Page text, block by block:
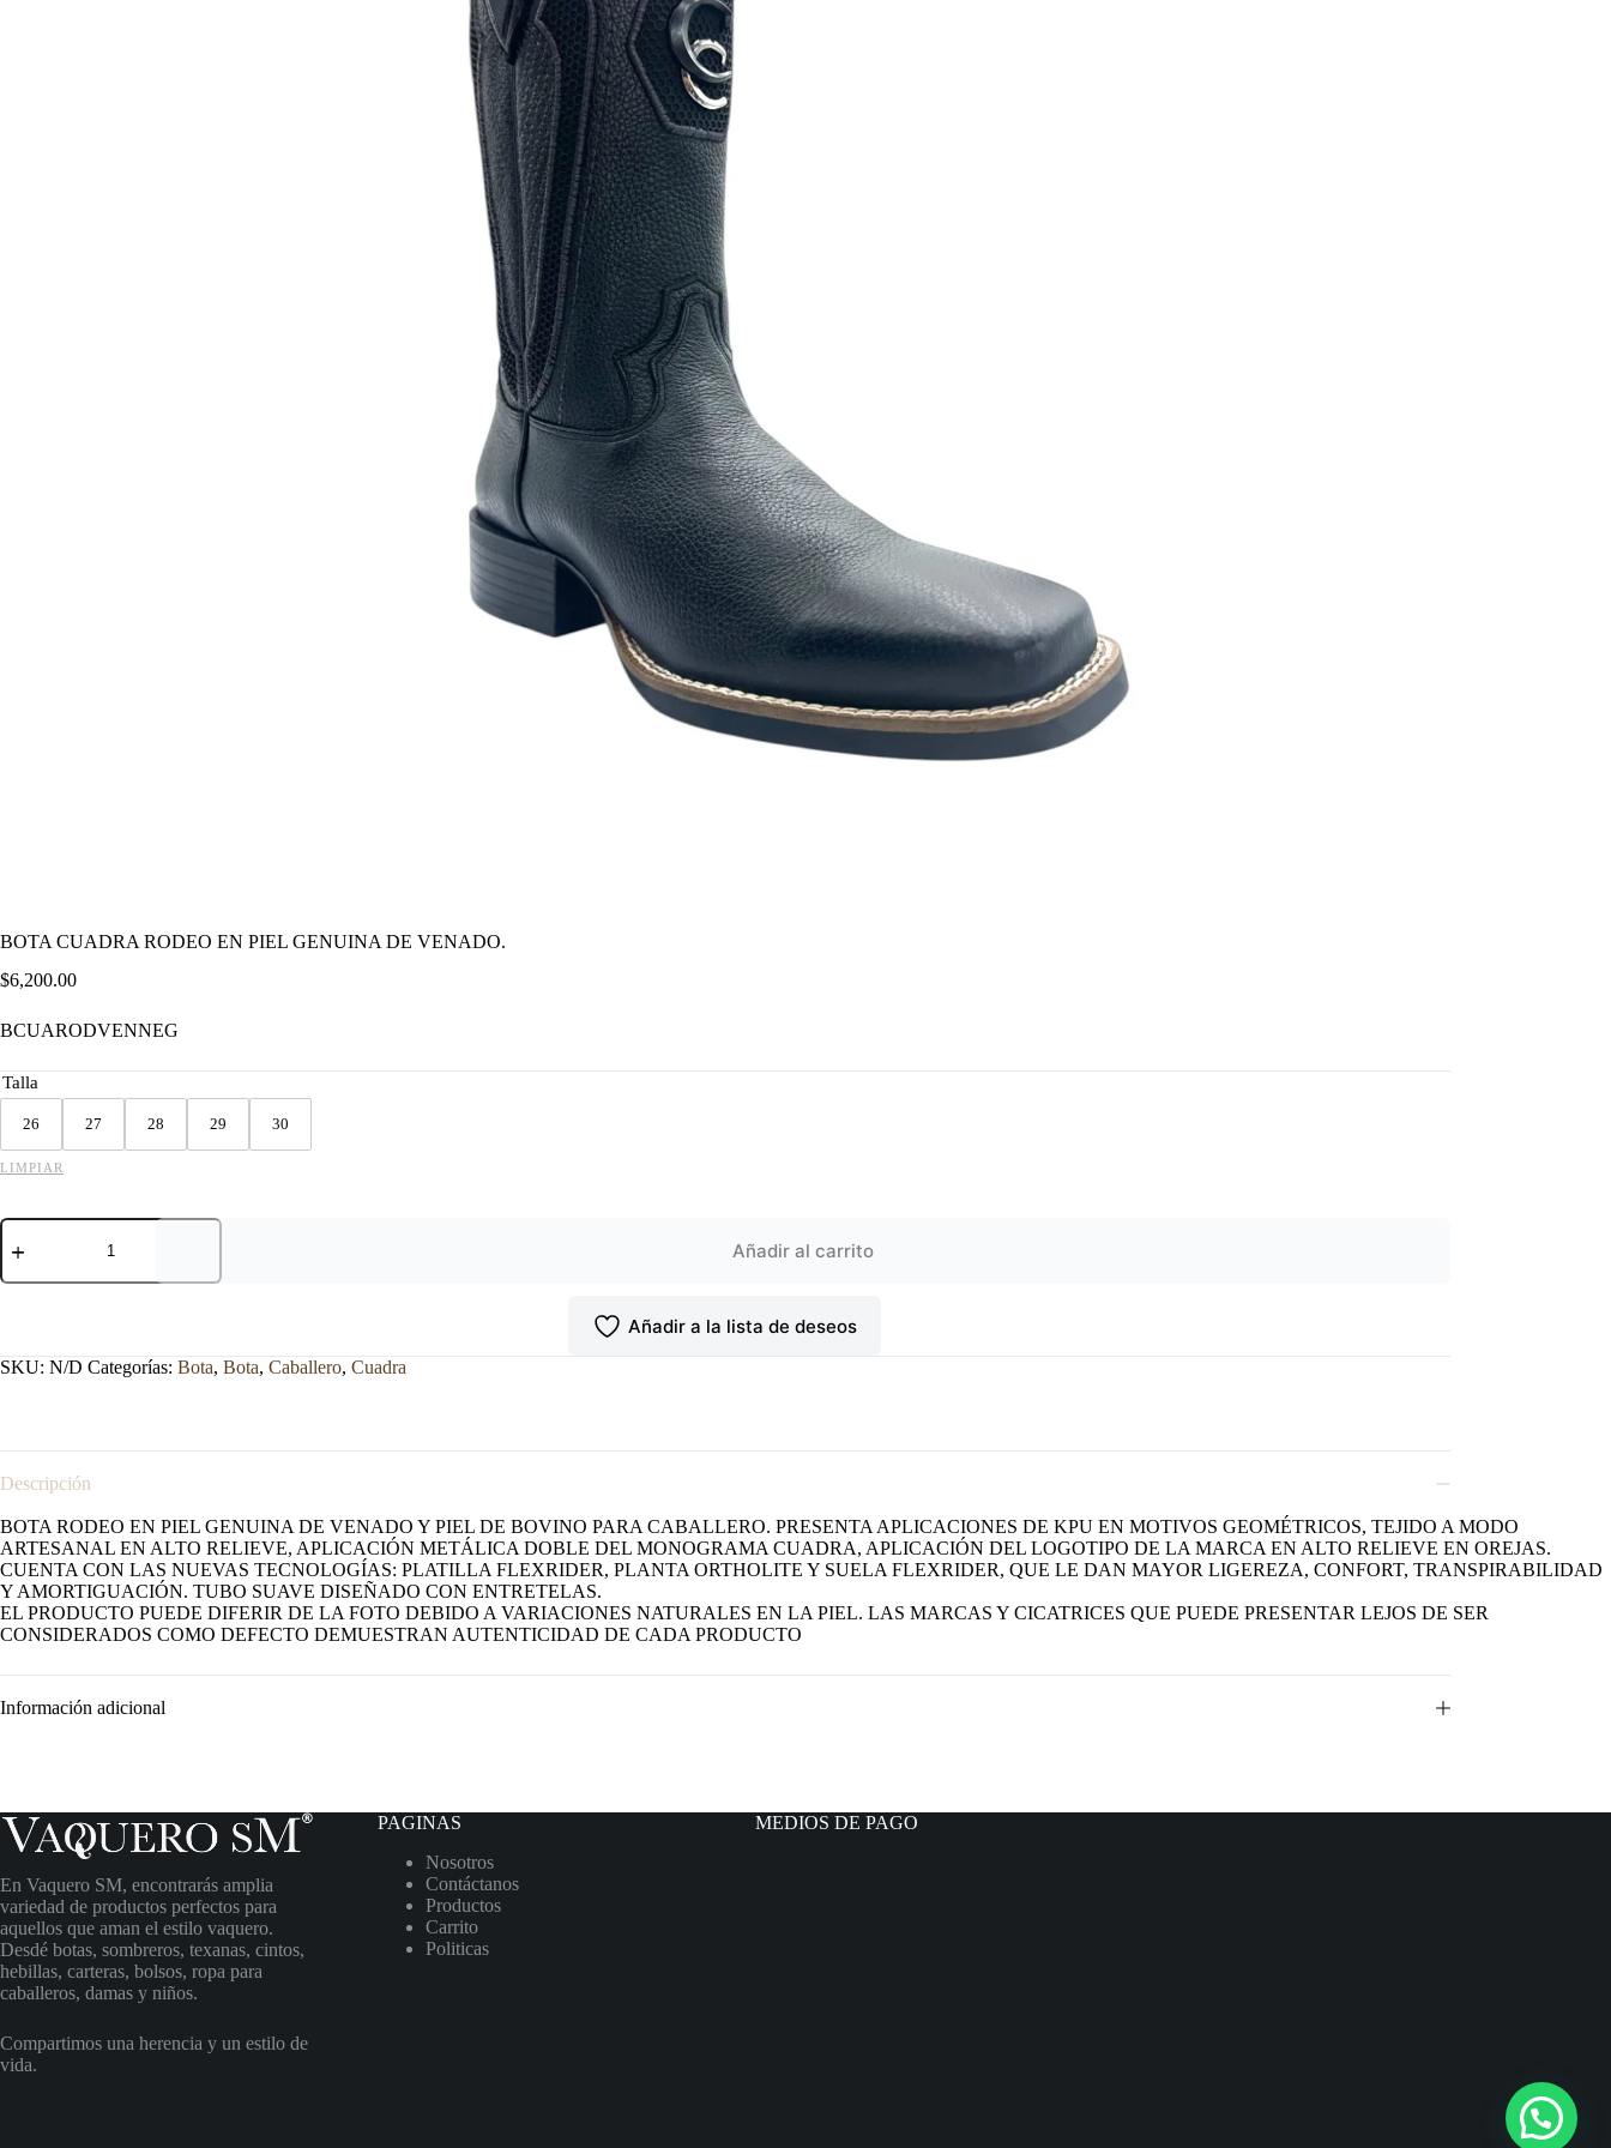
BOTA CUADRA RODEO EN PIEL GENUINA DE VENADO.
$6,200.00
BCUARODVENNEG
Talla
26 27 28 29 30
LIMPIAR
BOTA
CUADRA
EN
VENADO.
Añadir al carrito
Añadir a la lista de deseos
SKU: N/D Categorías: Bota, Bota, Caballero, Cuadra
Descripción
BOTA RODEO EN PIEL GENUINA DE VENADO Y PIEL DE BOVINO PARA CABALLERO. PRESENTA APLICACIONES DE KPU EN MOTIVOS GEOMÉTRICOS, TEJIDO A MODO
ARTESANAL EN ALTO RELIEVE, APLICACIÓN METÁLICA DOBLE DEL MONOGRAMA CUADRA, APLICACIÓN DEL LOGOTIPO DE LA MARCA EN ALTO RELIEVE EN OREJAS.
CUENTA CON LAS NUEVAS TECNOLOGÍAS: PLATILLA FLEXRIDER, PLANTA ORTHOLITE Y SUELA FLEXRIDER, QUE LE DAN MAYOR LIGEREZA, CONFORT, TRANSPIRABILIDAD
Y AMORTIGUACIÓN. TUBO SUAVE DISEÑADO CON ENTRETELAS.
EL PRODUCTO PUEDE DIFERIR DE LA FOTO DEBIDO A VARIACIONES NATURALES EN LA PIEL. LAS MARCAS Y CICATRICES QUE PUEDE PRESENTAR LEJOS DE SER
CONSIDERADOS COMO DEFECTO DEMUESTRAN AUTENTICIDAD DE CADA PRODUCTO
Información adicional
En Vaquero SM, encontrarás amplia
variedad de productos perfectos para
aquellos que aman el estilo vaquero.
Desdé botas, sombreros, texanas, cintos,
hebillas, carteras, bolsos, ropa para
caballeros, damas y niños.
Compartimos una herencia y un estilo de
vida.
PAGINAS
Nosotros
Contáctanos
Productos
Carrito
Politicas
MEDIOS DE PAGO